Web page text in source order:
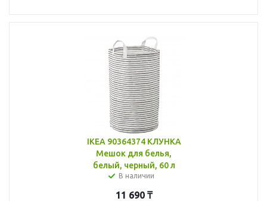
IKEA 90364374 КЛУНКА
Мешок для белья,
белый, черный, 60 л
В наличии
11 690₸